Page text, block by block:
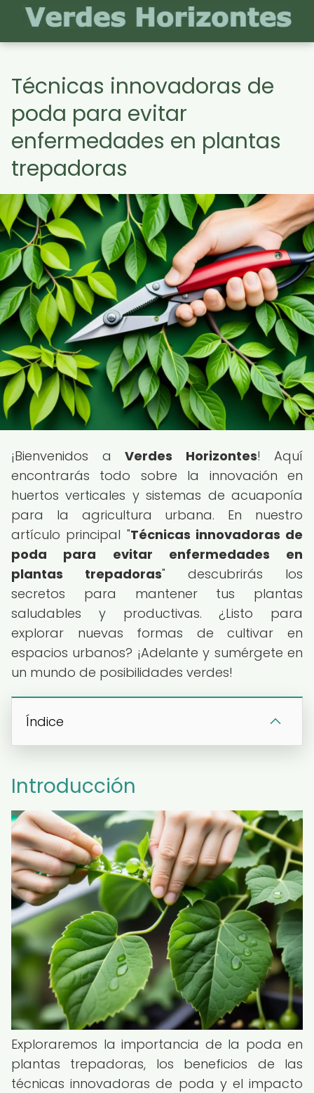
Técnicas innovadoras de
poda para evitar
enfermedades en plantas
trepadoras
¡Bienvenidos a Verdes Horizontes! Aquí
encontrarás todo sobre la innovación en
huertos verticales y sistemas de acuaponía
para la agricultura urbana. En nuestro
artículo principal "Técnicas innovadoras de
poda para evitar enfermedades en
plantas trepadoras" descubrirás los
secretos para mantener tus plantas
saludables y productivas. ¿Listo para
explorar nuevas formas de cultivar en
espacios urbanos? ¡Adelante y sumérgete en
un mundo de posibilidades verdes!
Índice
Introducción
Exploraremos la importancia de la poda en
plantas trepadoras, los beneficios de las
técnicas innovadoras de poda y el impacto